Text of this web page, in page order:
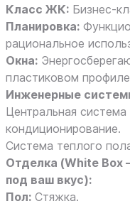
Класс ЖК: Бизнес-
Планировка:
рациональное
Окна:
пластиковом
Инженерные
Центральная
кондиционирование.
Система теплого
Отделка (White Box
под ваш вкус):
Пол: Стяжка.